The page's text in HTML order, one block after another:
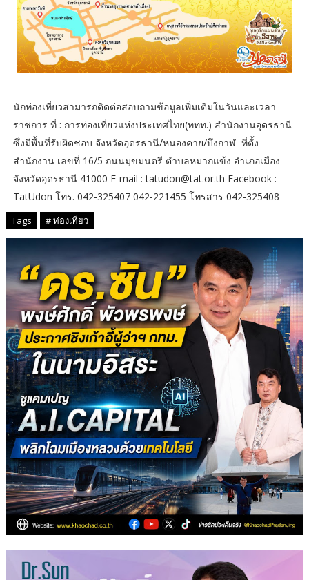
นักท่องเที่ยวสามารถติดต่อสอบถามข้อมูลเพิ่มเติมในวันและเวลา
ราชการ ที่ : การท่องเที่ยวแห่งประเทศไทย(ททท.) สำนักงานอุดรธานี
ซึ่งมีพื้นที่รับผิดชอบ จังหวัดอุดรธานี/หนองคาย/บึงกาฬ ที่ตั้ง
สำนักงาน เลขที่ 16/5 ถนนมุขมนตรี ตำบลหมากแข้ง อำเภอเมือง
จังหวัดอุดรธานี 41000 E-mail : tatudon@tat.or.th Facebook :
TatUdon โทร. 042-325407 042-221455 โทรสาร 042-325408
Tags # ท่องเที่ยว